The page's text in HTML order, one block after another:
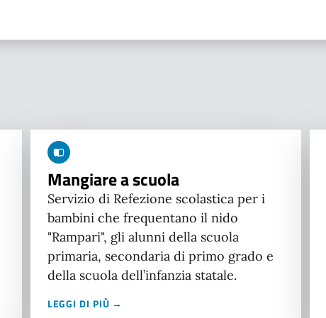
Mangiare a scuola
Servizio di Refezione scolastica per i
bambini che frequentano il nido
"Rampari", gli alunni della scuola
primaria, secondaria di primo grado e
della scuola dell’infanzia statale.
LEGGI DI PIÙ →